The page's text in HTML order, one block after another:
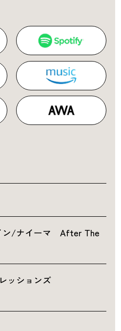
ン/ナイーマ After The
ッションズ